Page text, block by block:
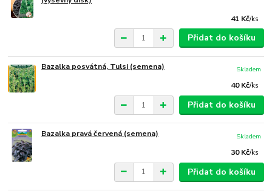
41 Kč/ks
Přidat do košíku
Bazalka posvátná, Tulsi (semena)
40 Kč/ks
Skladem
Přidat do košíku
Bazalka pravá červená (semena)
30 Kč/ks
Skladem
Přidat do košíku